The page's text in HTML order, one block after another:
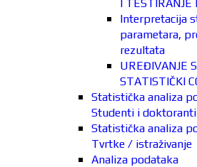
I TESTIRANJE
Interpretacija
parametara,
rezultata
UREĐIVANJE
STATISTIČKI
Statistička analiza
Studenti i doktoranti
Statistička analiza
Tvrtke / istraživanje
Analiza podataka